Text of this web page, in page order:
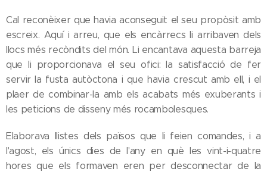
Cal reconèixer que havia aconseguit el seu propòsit amb
escreix. Aquí i arreu, que els encàrrecs li arribaven dels
llocs més recòndits del món. Li encantava aquesta barreja
que li proporcionava el seu ofici: la satisfacció de fer
servir la fusta autòctona i que havia crescut amb ell, i el
plaer de combinar-la amb els acabats més exuberants i
les peticions de disseny més rocambolesques.
Elaborava llistes dels països que li feien comandes, i a
l'agost, els únics dies de l'any en què les vint-i-quatre
hores que els formaven eren per desconnectar de la